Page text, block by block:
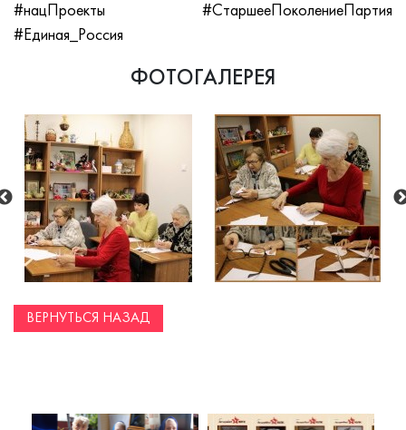
#нацПроекты #СтаршееПоколениеПартия
#Единая_Россия
ФОТОГАЛЕРЕЯ
ВЕРНУТЬСЯ НАЗАД